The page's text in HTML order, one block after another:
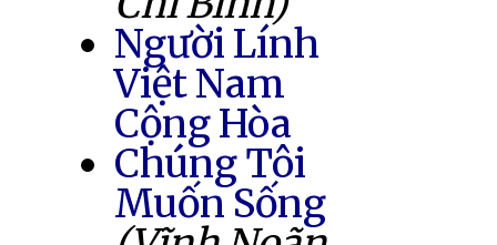
Người Lính
Việt Nam
Cộng Hòa
Chúng Tôi
Muốn Sống